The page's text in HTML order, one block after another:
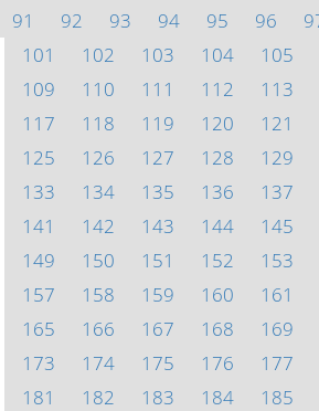
91
92 93 94 95 96
101
102 103 104 105
109
110 111 112 113
117
118 119 120 121
125
126 127 128 129
133
134 135 136 137
141
142 143 144 145
149
150 151 152 153
157
158 159 160 161
165
166 167 168 169
173
174 175 176 177
181
182 183 184 185